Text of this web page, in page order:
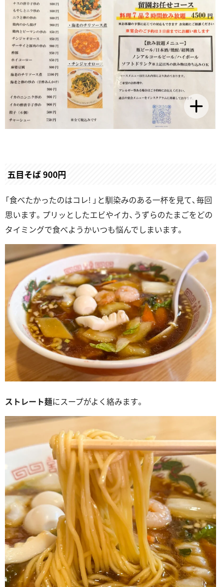
五目そば 900円
「食べたかったのはコレ! 」と馴染みのある一杯を見て、毎回
思います。プリッとしたエビやイカ、うずらのたまごをどの
タイミングで食べようかいつも悩んでしまいます。
ストレート麺にスープがよく絡みます。